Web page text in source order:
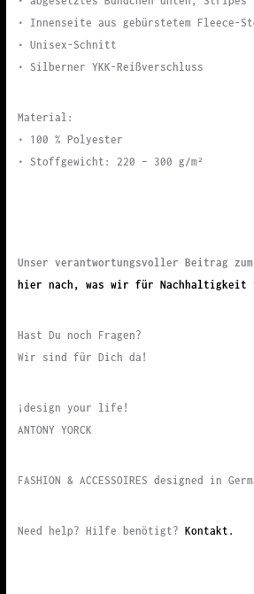
• Innenseite aus gebürstetem Fleece-
• Unisex-Schnitt
• Silberner YKK-Reißverschluss
Material:
• 100 % Polyester
• Stoffgewicht: 220 – 300 g/m²
Unser verantwortungsvoller Beitrag
hier nach, was wir für Nachhaltigkeit
Hast Du noch Fragen?
Wir sind für Dich da!
¡design your life!
ANTONY YORCK
FASHION & ACCESSOIRES designed in
Need help? Hilfe benötigt? Kontakt.